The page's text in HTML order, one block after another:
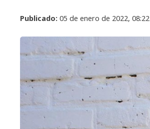
Publicado: 05 de enero de 2022, 08:22